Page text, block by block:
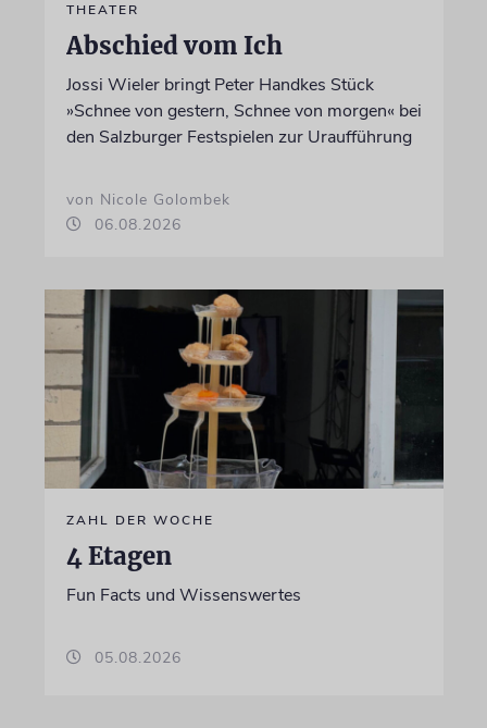
THEATER
Abschied vom Ich
Jossi Wieler bringt Peter Handkes Stück
»Schnee von gestern, Schnee von morgen« bei
den Salzburger Festspielen zur Uraufführung
von Nicole Golombek
06.08.2026
ZAHL DER WOCHE
4 Etagen
Fun Facts und Wissenswertes
05.08.2026